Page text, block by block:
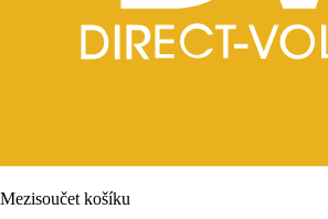
Mezisoučet košíku